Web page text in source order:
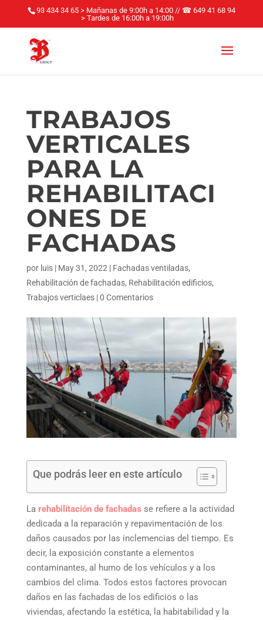
93 434 34 65 > Mañanas de 9:00h a 14:00// ☎ 649 41 68 94
> Tardes de 16:00h a 19:00h
TRABAJOS
VERTICALES
PARA LA
REHABILITACI
ONES DE
FACHADAS
por luis| May 31, 2022 | Fachadas ventiladas,
Rehabilitación de fachadas, Rehabilitación edificios,
Trabajos verticlaes|0 Comentarios
Que podrás leer en este artículo
La rehabilitación de fachadas se refiere a la actividad
dedicada a la reparación y repavimentación de los
daños causados por las inclemencias del tiempo. Es
decir, la exposición constante a elementos
contaminantes, al humo de los vehículos y a los
cambios del clima. Todos estos factores provocan
daños en las fachadas de los edificios o las
viviendas, afectando la estética, la habitabilidad y la